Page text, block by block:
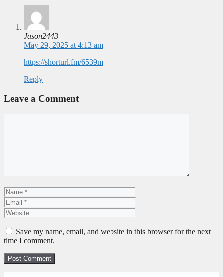
Jason2443
May 29, 2025 at 4:13 am
https://shorturl.fm/6539m
Reply
Leave a Comment
Name
Save my name, email, and website in this browser for the next
time I comment.